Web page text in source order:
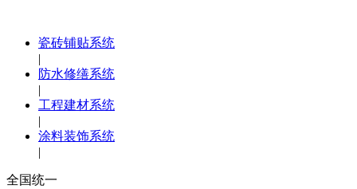
瓷砖铺贴系统
|
防水修缮系统
|
工程建材系统
|
涂料装饰系统
|
全国统一